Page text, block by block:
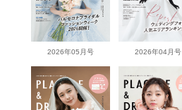
2026年05月号 2026年04月号